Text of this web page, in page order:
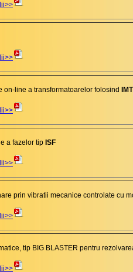
on-line a transformatoarelor folosind
a fazelor tip ISF
prin vibratii mecanice controlate cu
tip BIG BLASTER pentru